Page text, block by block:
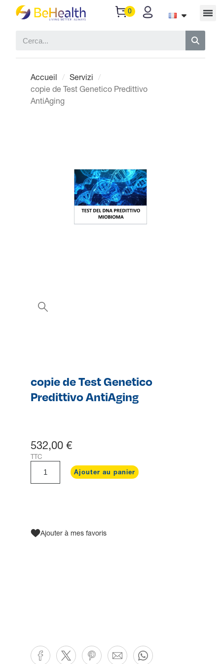
Accueil
Servizi
copie de Test Genetico Predittivo
AntiAging
copie de Test Genetico
Predittivo AntiAging
532,00 €
TTC
Ajouter au panier
Ajouter à mes favoris